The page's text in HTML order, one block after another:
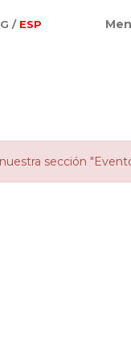
/ ESP
sección